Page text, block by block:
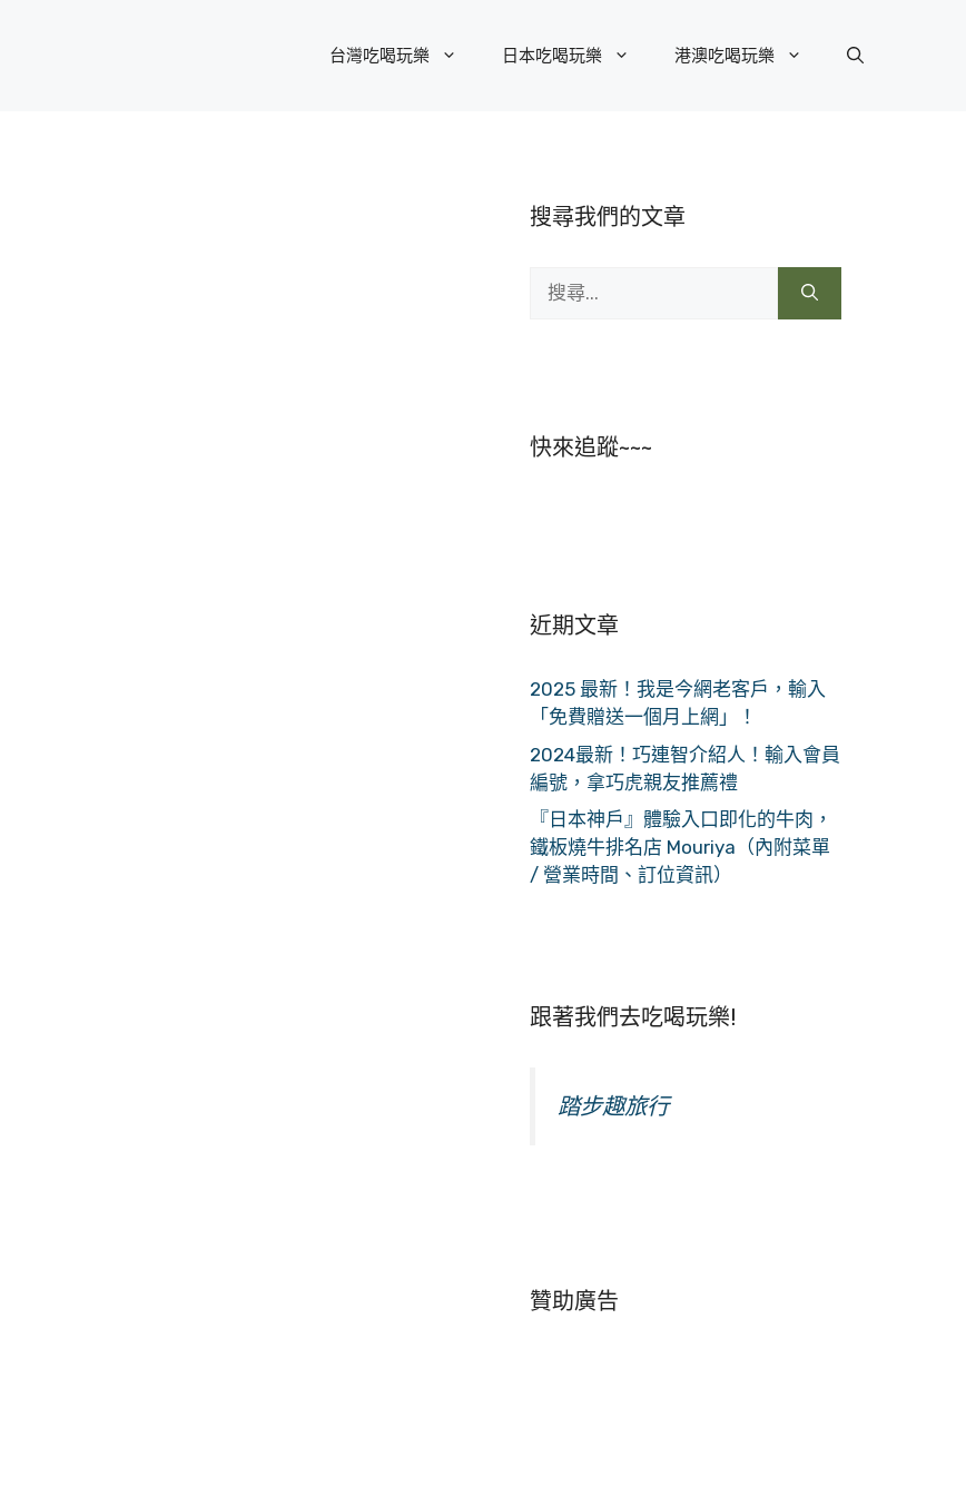
台灣吃喝玩樂 日本吃喝玩樂 港澳吃喝玩樂
搜尋我們的文章
尋:
快來追蹤~~~
近期文章
2025 最新！我是今網老客戶，輸入
「免費贈送一個月上網」！
2024最新！巧連智介紹人！輸入會員
編號，拿巧虎親友推薦禮
『日本神戶』體驗入口即化的牛肉，
鐵板燒牛排名店 Mouriya（內附菜單
/ 營業時間、訂位資訊）
跟著我們去吃喝玩樂!
踏步趣旅行
贊助廣告